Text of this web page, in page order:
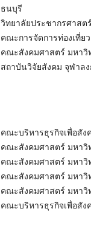
ธนบุรี
วิทยาลัยประชากรศาส
คณะการจัดการท่องเที่
คณะสังคมศาสตร์ มหาวิ
สถาบันวิจัยสังคม จุฬาล
คณะบริหารธุรกิจเพื่อสั
คณะสังคมศาสตร์ มหา
คณะสังคมศาสตร์ มหา
คณะสังคมศาสตร์ มหา
คณะสังคมศาสตร์ มหา
คณะบริหารธุรกิจเพื่อสั